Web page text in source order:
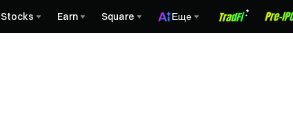
Stocks Earn Square Еще